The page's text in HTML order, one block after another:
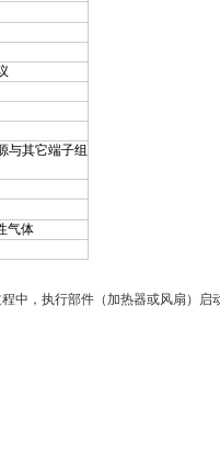
与其它端子组
气体
中，执行部件（加热器或风扇）